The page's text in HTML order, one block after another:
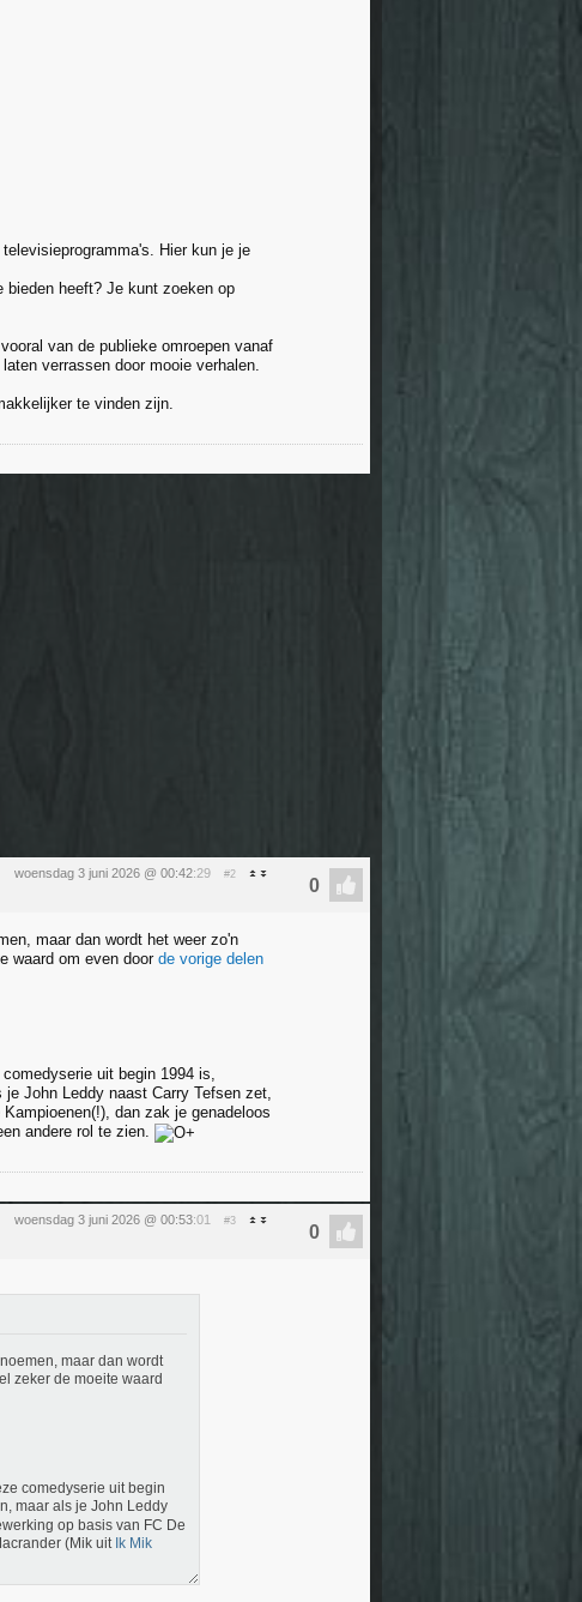
Hier kun je je
bieden heeft? Je kunt zoeken op
van de publieke omroepen vanaf
verrassen door mooie verhalen.
te vinden zijn.
woensdag 3 juni 2026 @ 00:42:29 #2
maar dan wordt het weer zo'n
waard om even door de vorige delen
uit begin 1994 is,
John Leddy naast Carry Tefsen zet,
dan zak je genadeloos
andere rol te zien.
woensdag 3 juni 2026 @ 00:53:01 #3
maar dan wordt
zeker de moeite waard
comedyserie uit begin
maar als je John Leddy
op basis van FC De
(Mik uit Ik Mik